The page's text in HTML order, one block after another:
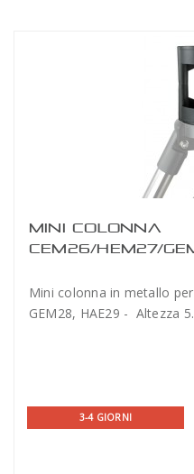
MINI COLONNA
CEM26/HEM27/
Mini colonna in metallo
GEM28, HAE29 - Altezza
3-4 GIORNI